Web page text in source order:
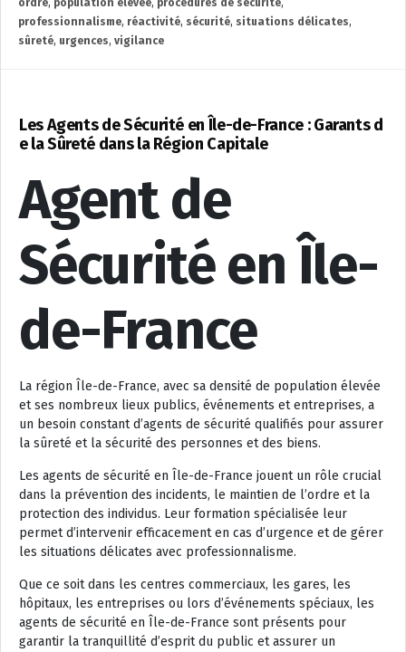
ordre, population élevée, procédures de sécurité,
professionnalisme, réactivité, sécurité, situations délicates,
sûreté, urgences, vigilance
Les Agents de Sécurité en Île-de-France : Garants d
e la Sûreté dans la Région Capitale
Agent de
Sécurité en Île-
de-France
La région Île-de-France, avec sa densité de population élevée
et ses nombreux lieux publics, événements et entreprises, a
un besoin constant d’agents de sécurité qualifiés pour assurer
la sûreté et la sécurité des personnes et des biens.
Les agents de sécurité en Île-de-France jouent un rôle crucial
dans la prévention des incidents, le maintien de l’ordre et la
protection des individus. Leur formation spécialisée leur
permet d’intervenir efficacement en cas d’urgence et de gérer
les situations délicates avec professionnalisme.
Que ce soit dans les centres commerciaux, les gares, les
hôpitaux, les entreprises ou lors d’événements spéciaux, les
agents de sécurité en Île-de-France sont présents pour
garantir la tranquillité d’esprit du public et assurer un